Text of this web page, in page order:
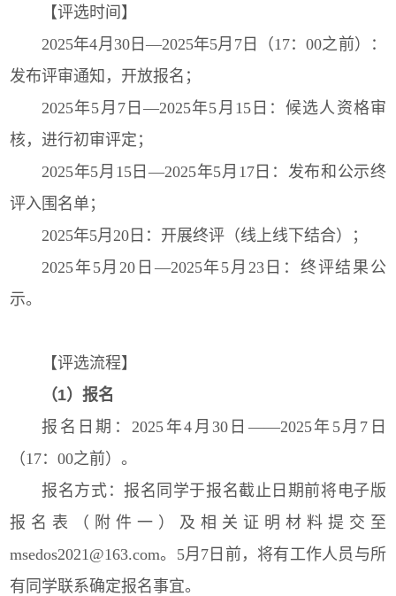
【评选时间】
2025年4月30日—2025年5月7日（17：00之前）：
发布评审通知，开放报名；
2025年5月7日—2025年5月15日：候选人资格审
核，进行初审评定；
2025年5月15日—2025年5月17日：发布和公示终
评入围名单；
2025年5月20日：开展终评（线上线下结合）；
2025年5月20日—2025年5月23日：终评结果公
示。
【评选流程】
（1）报名
报名日期：2025年4月30日——2025年5月7日
（17：00之前）。
报名方式：报名同学于报名截止日期前将电子版
报名表（附件一）及相关证明材料提交至
msedos2021@163.com。5月7日前，将有工作人员与所
有同学联系确定报名事宜。